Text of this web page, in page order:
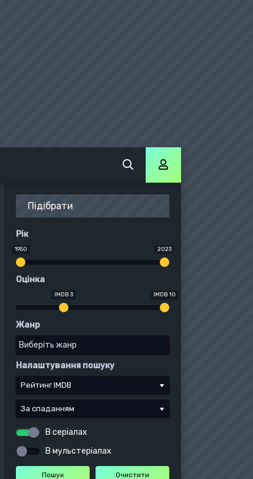
Підібрати
Рік
1950 2023
Оцінка
IMDB 3 IMDB 10
Жанр
Налаштування пошуку
Рейтинг IMDB
За спаданням
В серіалах
В мульстеріалах